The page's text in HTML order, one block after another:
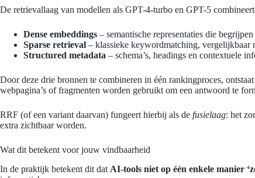
De retrievallaag van modellen als GPT-4-turbo en GPT-5
Dense embeddings – semantische representaties die begrijpen
Sparse retrieval – klassieke keywordmatching, vergelijkbaar
Structured metadata – schema’s, headings en contextuele
Door deze drie bronnen te combineren in één rankingproces,
webpagina’s of fragmenten worden gebruikt om een antwoord te
RRF (of een variant daarvan) fungeert hierbij als de fusielaag: het
extra zichtbaar worden.
Wat dit betekent voor jouw vindbaarheid
In de praktijk betekent dit dat AI-tools niet op één enkele manier